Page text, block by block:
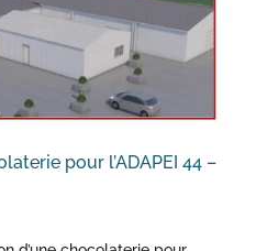
pour l’ADAPEI 44 –